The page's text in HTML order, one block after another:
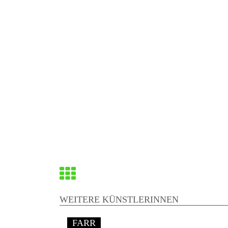
Zurück
zur
Übersicht
WEITERE KÜNSTLERINNEN
FARR